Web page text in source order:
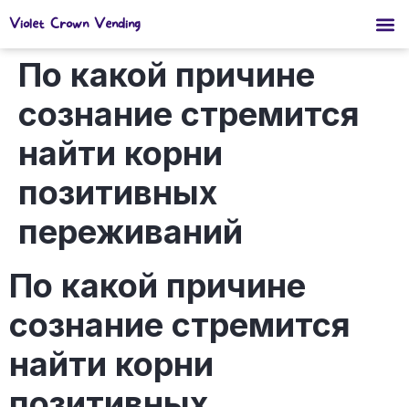
Violet Crown Vending
По какой причине
сознание стремится
найти корни
позитивных
переживаний
По какой причине
сознание стремится
найти корни